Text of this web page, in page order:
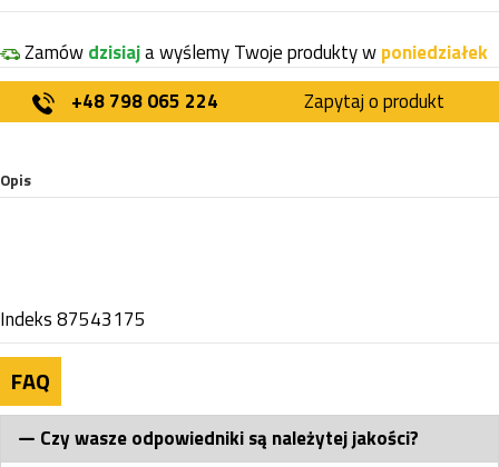
Zamówdzisiaja wyślemy Twoje produkty wponiedziałek
+48 798 065 224
Zapytaj o produkt
Opis
Indeks87543175
FAQ
Czy wasze odpowiedniki są należytej jakości?